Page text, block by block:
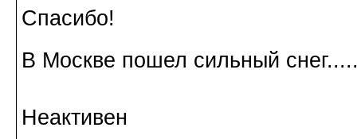
Спасибо!
В Москве пошел сильный
Неактивен